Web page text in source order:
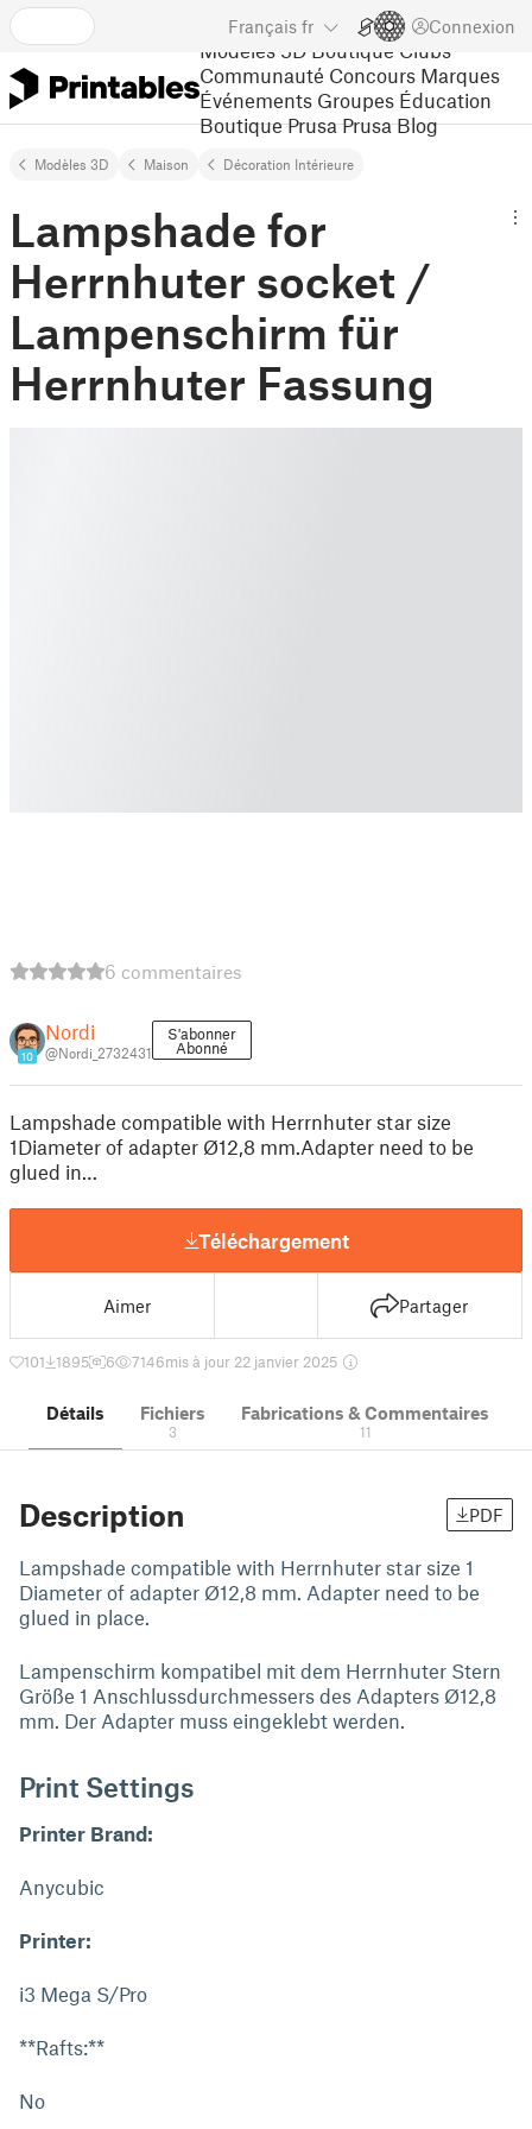
Français fr Connexion
Modèles 3D Boutique Clubs
Communauté Concours Marques
Événements Groupes Éducation
Boutique Prusa Prusa Blog
Modèles 3D Maison Décoration Intérieure
Lampshade for
Herrnhuter socket /
Lampenschirm für
Herrnhuter Fassung
6 commentaires
10
Nordi
@Nordi_2732431
S'abonner
Abonné
Lampshade compatible with Herrnhuter star size
1Diameter of adapter Ø12,8 mm.Adapter need to be
glued in…
Téléchargement
Aimer Partager
101 1895 6 7146mis à jour 22 janvier 2025
Détails Fichiers
3
Fabrications & Commentaires
11
Description PDF
Lampshade compatible with Herrnhuter star size 1
Diameter of adapter Ø12,8 mm. Adapter need to be
glued in place.
Lampenschirm kompatibel mit dem Herrnhuter Stern
Größe 1 Anschlussdurchmessers des Adapters Ø12,8
mm. Der Adapter muss eingeklebt werden.
Print Settings
Printer Brand:
Anycubic
Printer:
i3 Mega S/Pro
**Rafts:**
No